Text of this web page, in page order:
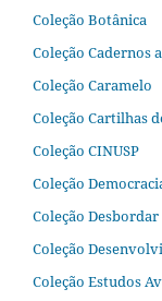
Coleção Botânica
Coleção Cadernos
Coleção Caramelo
Coleção Cartilhas
Coleção CINUSP
Coleção
Coleção Desbordar
Coleção
Coleção Estudos